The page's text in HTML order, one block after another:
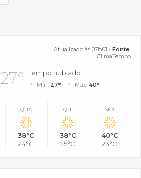
Atualizado às 07h01 - Fonte:
ClimaTempo
27° Tempo nublado
Mín. 27° Máx.40°
QUA
38°C
24°C
QUI
38°C
25°C
SEX
40°C
23°C